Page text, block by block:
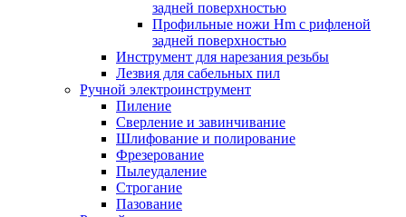
задней поверхностью
Профильные ножи Hm с рифленой
задней поверхностью
Инструмент для нарезания резьбы
Лезвия для сабельных пил
Ручной электроинструмент
Пиление
Сверление и завинчивание
Шлифование и полирование
Фрезерование
Пылеудаление
Строгание
Пазование